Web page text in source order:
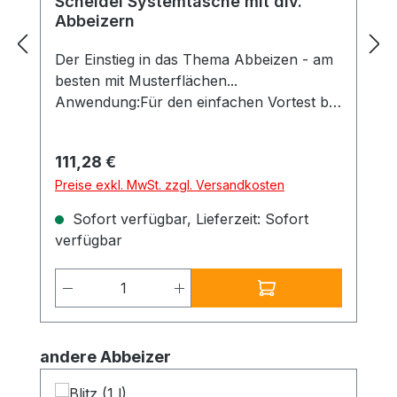
Abbeizern
Der Einstieg in das Thema Abbeizen - am
besten mit Musterflächen...
Anwendung:Für den einfachen Vortest bei
Beschichtungsaufbauten.
Einsatzbereich:Zur Ermittlung des
Besonderheiten:Enthält folgende Produkte
in einer attraktiven Tasche: Enthält
folgende (Muster)Gebinde: - Asur
Allround Abbeizer - Blitz Schnellentlacker
2K Abbeizer - Drystrip Alkalisch
Trockenabbeizer - UltraFix
Regulärer Preis:
111,28 €
Preise exkl. MwSt. zzgl. Versandkosten
Sofort verfügbar, Lieferzeit: Sofort
verfügbar
Produkt Anzahl: Gib den
Produktgalerie überspringen
andere Abbeizer